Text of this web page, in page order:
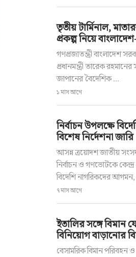
তৃতীয় টার্মিনাল,
প্রকল্প নিয়ে
গণপ্রজাতন্ত্রী বাংলাদেশ
প্রধানমন্ত্রী তারেক রহমানের
জাপানের বৈদেশিক ...
১ মাস আগে
নির্বাচন উপলক্ষে
বিশেষ নির্দেশনা জারি
আসন্ন ত্রয়োদশ জাতীয়
নির্বাচন ও গণভোটকে
বিদেশি নাগরিকদের
৭ মাস আগে
ইতালির সঙ্গে বিমান
বিনিয়োগ বাড়ানোর
বেসামরিক বিমান পরিবহন ও